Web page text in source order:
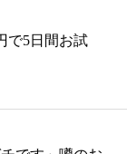
で5日間お試